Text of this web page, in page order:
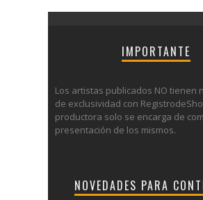
IMPORTANTE
Los artistas publicados NO tienen
de exclusividad con
productora solo se encarga de
presentación de los mismos.
NOVEDADES PARA